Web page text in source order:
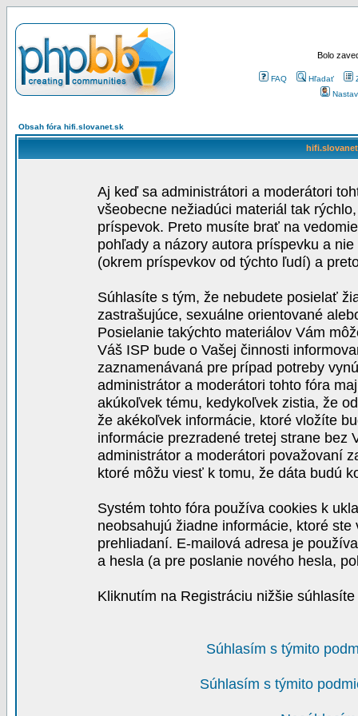
Bolo
FAQ Hľadať
Obsah fóra hifi.slovanet.sk
Aj keď sa administrátori a moderátori
všeobecne nežiadúci materiál tak
príspevok. Preto musíte brať na
pohľady a názory autora príspevku a
(okrem príspevkov od týchto ľudí) a
Súhlasíte s tým, že nebudete posielať
zastrašujúce, sexuálne orientované
Posielanie takýchto materiálov Vám
Váš ISP bude o Vašej činnosti
zaznamenávaná pre prípad potreby
administrátor a moderátori tohto fóra
akúkoľvek tému, kedykoľvek zistia, že
že akékoľvek informácie, ktoré vložíte
informácie prezradené tretej strane bez
administrátor a moderátori považovaní
ktoré môžu viesť k tomu, že dáta budú
Systém tohto fóra používa cookies k
neobsahujú žiadne informácie, ktoré
prehliadaní. E-mailová adresa je
a hesla (a pre poslanie nového hesla,
Kliknutím na Registráciu nižšie
Súhlasím s týmito
Súhlasím s týmito